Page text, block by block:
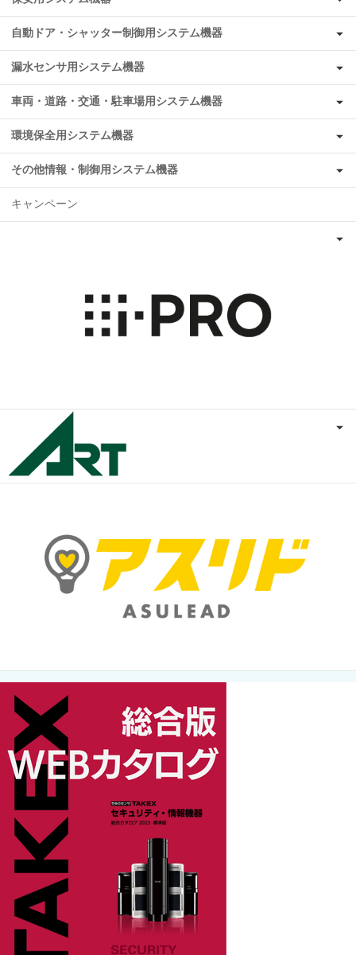
自動ドア・シャッター制御用システム機器
漏水センサ用システム機器
車両・道路・交通・駐車場用システム機器
環境保全用システム機器
その他情報・制御用システム機器
キャンペーン